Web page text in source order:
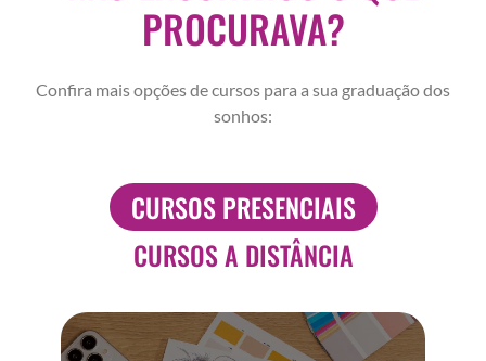
PROCURAVA?
Confira mais opções de cursos para a sua graduação dos
sonhos:
CURSOS PRESENCIAIS
CURSOS A DISTÂNCIA